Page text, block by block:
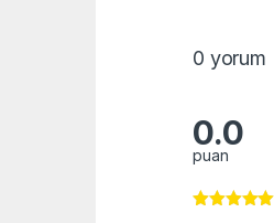
0 yorum
0.0
puan